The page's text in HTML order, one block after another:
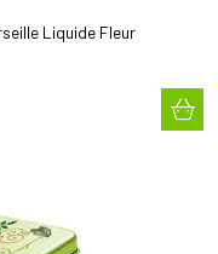
Liquide Fleur